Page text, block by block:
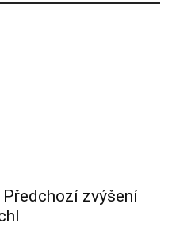
Předchozí zvýšení